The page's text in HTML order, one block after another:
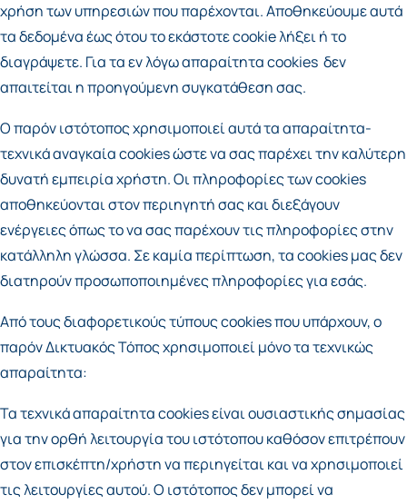
χρήση των υπηρεσιών που παρέχονται. Αποθηκεύουμε αυτά
τα δεδομένα έως ότου το εκάστοτε cookie λήξει ή το
διαγράψετε. Για τα εν λόγω απαραίτητα cookies δεν
απαιτείται η προηγούμενη συγκατάθεση σας.
Ο παρόν ιστότοπος χρησιμοποιεί αυτά τα απαραίτητα-
τεχνικά αναγκαία cookies ώστε να σας παρέχει την καλύτερη
δυνατή εμπειρία χρήστη. Οι πληροφορίες των cookies
αποθηκεύονται στον περιηγητή σας και διεξάγουν
ενέργειες όπως το να σας παρέχουν τις πληροφορίες στην
κατάλληλη γλώσσα. Σε καμία περίπτωση, τα cookies μας δεν
διατηρούν προσωποποιημένες πληροφορίες για εσάς.
Από τους διαφορετικούς τύπους cookies που υπάρχουν, ο
παρόν Δικτυακός Τόπος χρησιμοποιεί μόνο τα τεχνικώς
απαραίτητα:
Τα τεχνικά απαραίτητα cookies είναι ουσιαστικής σημασίας
για την ορθή λειτουργία του ιστότοπου καθόσον επιτρέπουν
στον επισκέπτη/χρήστη να περιηγείται και να χρησιμοποιεί
τις λειτουργίες αυτού. Ο ιστότοπος δεν μπορεί να